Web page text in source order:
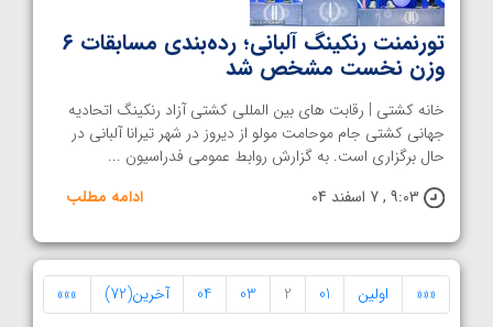
تورنمنت رنکینگ آلبانی؛ رده‌بندی مسابقات ۶
وزن نخست مشخص شد
خانه کشتی | رقابت های بین المللی کشتی آزاد رنکینگ اتحادیه
جهانی کشتی جام موحامت مولو از دیروز در شهر تیرانا آلبانی در
حال برگزاری است. به گزارش روابط عمومی فدراسیون ...
9:03 , 7 اسفند 04
ادامه مطلب
««« اولین 01
2
03
04 آخرین(72) »»»